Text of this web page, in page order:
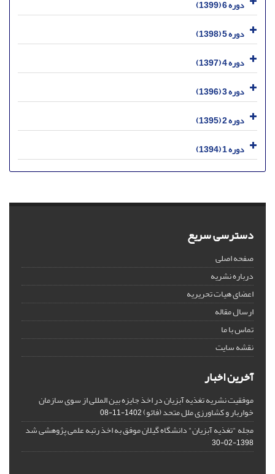
دوره 6 (1399)
دوره 5 (1398)
دوره 4 (1397)
دوره 3 (1396)
دوره 2 (1395)
دوره 1 (1394)
دسترسی سریع
صفحه اصلی
درباره نشریه
اعضای هیات تحریریه
ارسال مقاله
تماس با ما
نقشه سایت
آخرین اخبار
موفقیت نشریه تغذیه آبزیان در اخذ جایزه بین المللی از سوی سازمان
خواربار و کشاورزی ملل متحد (فائو)1402-11-08
مجله "تغذیه آبزیان" دانشگاه گیلان موفق به اخذ رتبه علمی پژوهشی شد
1398-02-30